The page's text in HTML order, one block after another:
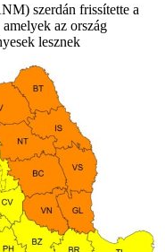
szerdán frissítette a
amelyek az ország
lesznek